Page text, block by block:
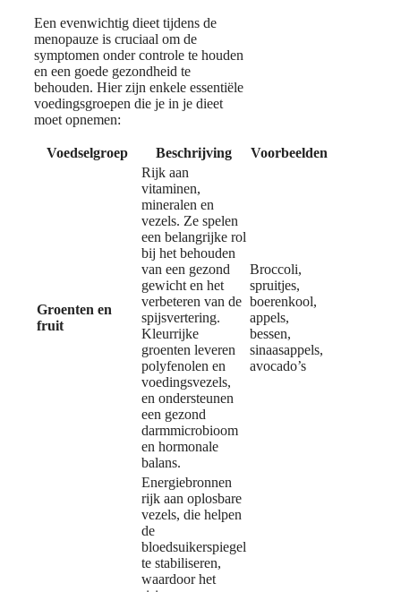
Een evenwichtig dieet tijdens de
menopauze is cruciaal om de
symptomen onder controle te houden
en een goede gezondheid te
behouden. Hier zijn enkele essentiële
voedingsgroepen die je in je dieet
moet opnemen:
Voedselgroep Beschrijving Voorbeelden
Groenten en
fruit
Rijk aan
vitaminen,
mineralen en
vezels. Ze spelen
een belangrijke rol
bij het behouden
van een gezond
gewicht en het
verbeteren van de
spijsvertering.
Kleurrijke
groenten leveren
polyfenolen en
voedingsvezels,
en ondersteunen
een gezond
darmmicrobioom
en hormonale
balans.
Broccoli,
spruitjes,
boerenkool,
appels,
bessen,
sinaasappels,
avocado’s
Energiebronnen
rijk aan oplosbare
vezels, die helpen
de
bloedsuikerspiegel
te stabiliseren,
waardoor het